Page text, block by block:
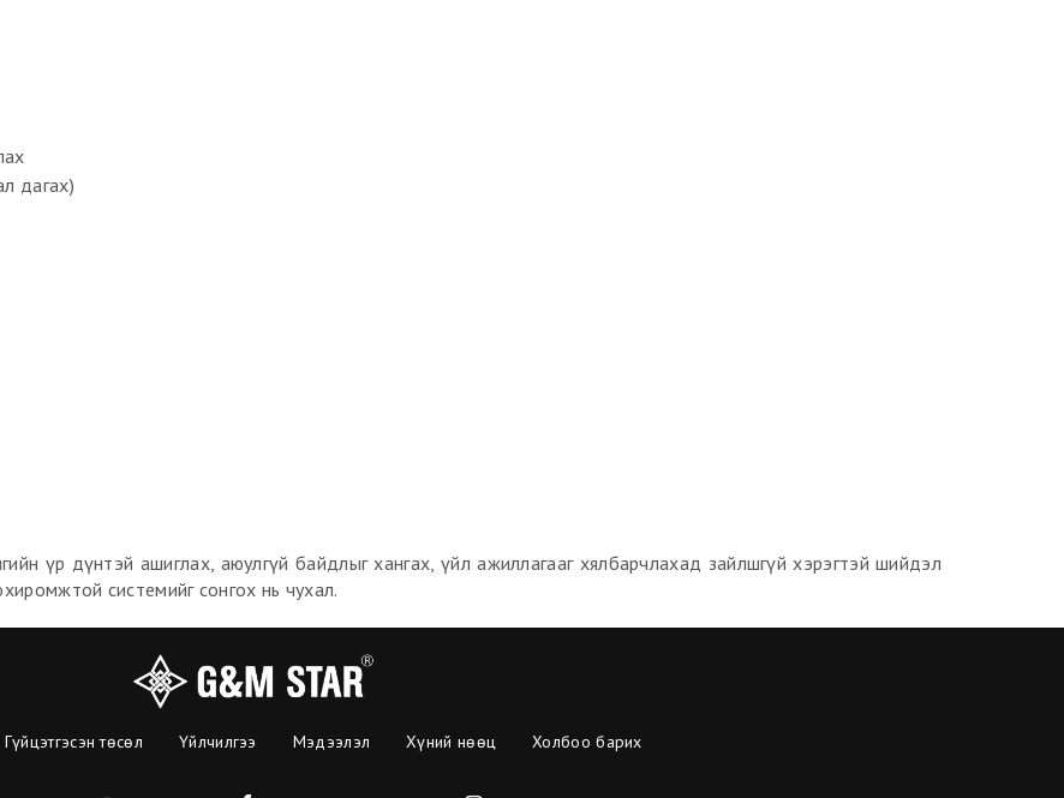
дагах)
үр дүнтэй ашиглах, аюулгүй байдлыг хангах, үйл ажиллагааг хялбарчлахад зайлшгүй хэрэгтэй шийдэл
системийг сонгох нь чухал.
Гүйцэтгэсэн төсөл Үйлчилгээ Мэдээлэл Хүний нөөц Холбоо барих